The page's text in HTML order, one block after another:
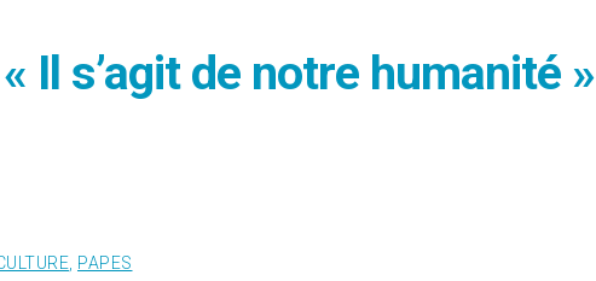
Il s’agit de notre humanité »
PAPES